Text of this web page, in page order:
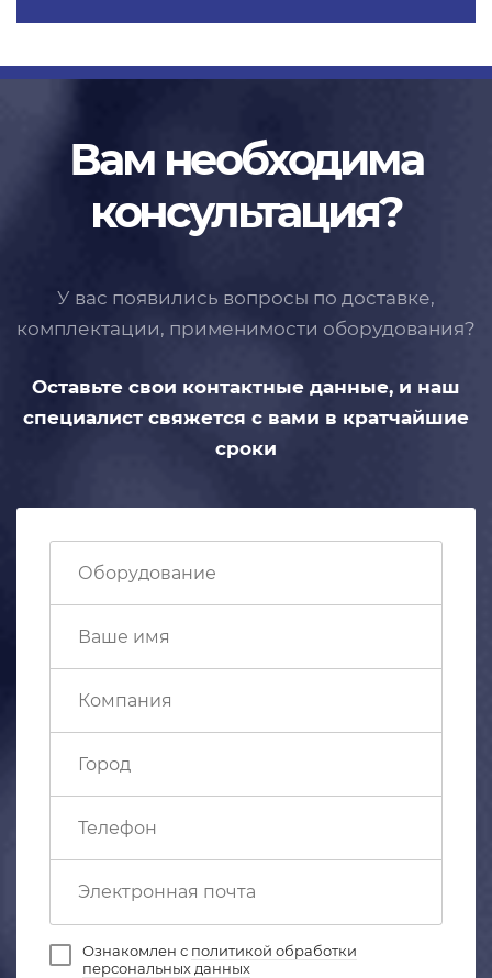
Вам необходима
консультация?
У вас появились вопросы по доставке,
комплектации, применимости оборудования?
Оставьте свои контактные данные, и наш
специалист свяжется с вами в кратчайшие
сроки
Ознакомлен с политикой обработки
персональных данных